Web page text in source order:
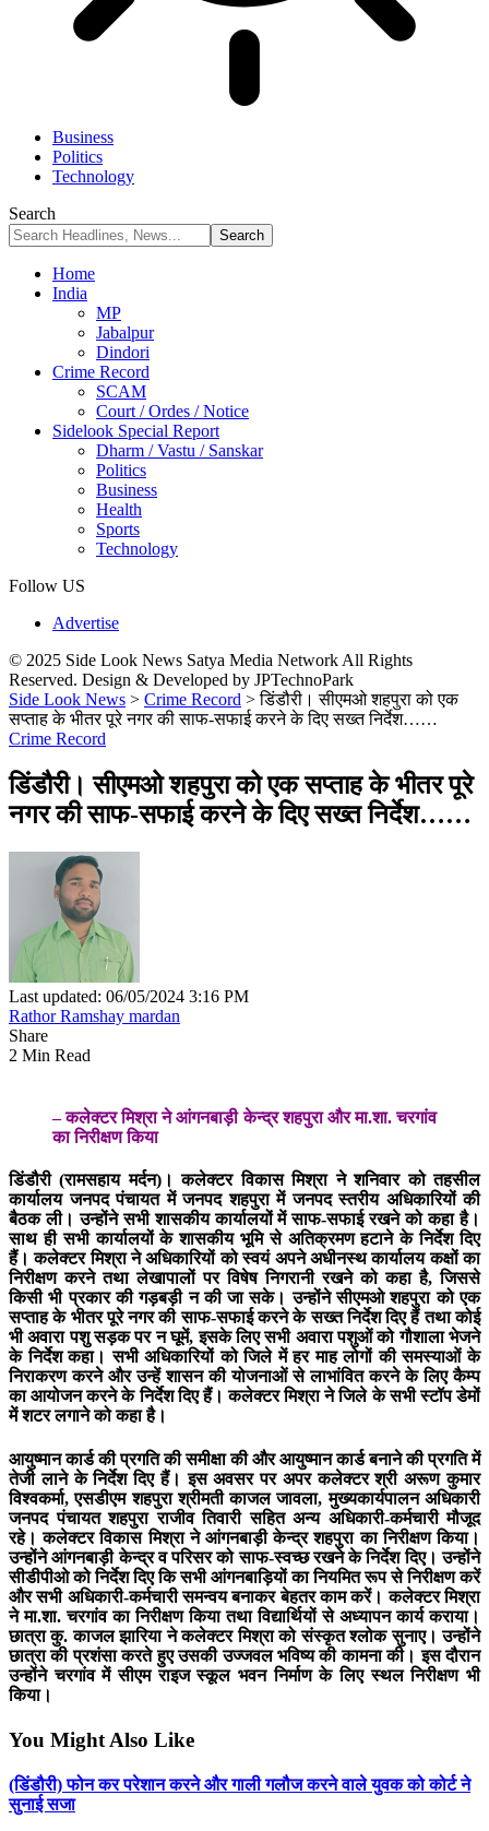
Business
Politics
Technology
Search
Home
India
MP
Jabalpur
Dindori
Crime Record
SCAM
Court / Ordes / Notice
Sidelook Special Report
Dharm / Vastu / Sanskar
Politics
Business
Health
Sports
Technology
Follow US
Advertise
© 2025 Side Look News Satya Media Network All Rights
Reserved. Design & Developed by JPTechnoPark
Side Look News > Crime Record >डिंडौरी। सीएमओ शहपुरा को एक
सप्ताह के भीतर पूरे नगर की साफ-सफाई करने के दिए सख्त निर्देश……
Crime Record
डिंडौरी। सीएमओ शहपुरा को एक सप्ताह के भीतर पूरे
नगर की साफ-सफाई करने के दिए सख्त निर्देश……
Last updated: 06/05/2024 3:16 PM
Rathor Ramshay mardan
Share
2 Min Read
– कलेक्टर मिश्रा ने आंगनबाड़ी केन्द्र शहपुरा और मा.शा. चरगांव
का निरीक्षण किया
डिंडौरी (रामसहाय मर्दन)। कलेक्टर विकास मिश्रा ने शनिवार को तहसील
कार्यालय जनपद पंचायत में जनपद शहपुरा में जनपद स्तरीय अधिकारियों की
बैठक ली। उन्होंने सभी शासकीय कार्यालयों में साफ-सफाई रखने को कहा है।
साथ ही सभी कार्यालयों के शासकीय भूमि से अतिक्रमण हटाने के निर्देश दिए
हैं। कलेक्टर मिश्रा ने अधिकारियों को स्वयं अपने अधीनस्थ कार्यालय कक्षों का
निरीक्षण करने तथा लेखापालों पर विषेष निगरानी रखने को कहा है, जिससे
किसी भी प्रकार की गड़बड़ी न की जा सके। उन्होंने सीएमओ शहपुरा को एक
सप्ताह के भीतर पूरे नगर की साफ-सफाई करने के सख्त निर्देश दिए हैं तथा कोई
भी अवारा पशु सड़क पर न घूमें, इसके लिए सभी अवारा पशुओं को गौशाला भेजने
के निर्देश कहा। सभी अधिकारियों को जिले में हर माह लोगों की समस्याओं के
निराकरण करने और उन्हें शासन की योजनाओं से लाभांवित करने के लिए कैम्प
का आयोजन करने के निर्देश दिए हैं। कलेक्टर मिश्रा ने जिले के सभी स्टॉप डेमों
में शटर लगाने को कहा है।
आयुष्मान कार्ड की प्रगति की समीक्षा की और आयुष्मान कार्ड बनाने की प्रगति में
तेजी लाने के निर्देश दिए हैं। इस अवसर पर अपर कलेक्टर श्री अरूण कुमार
विश्वकर्मा, एसडीएम शहपुरा श्रीमती काजल जावला, मुख्यकार्यपालन अधिकारी
जनपद पंचायत शहपुरा राजीव तिवारी सहित अन्य अधिकारी-कर्मचारी मौजूद
रहे। कलेक्टर विकास मिश्रा ने आंगनबाड़ी केन्द्र शहपुरा का निरीक्षण किया।
उन्होंने आंगनबाड़ी केन्द्र व परिसर को साफ-स्वच्छ रखने के निर्देश दिए। उन्होंने
सीडीपीओ को निर्देश दिए कि सभी आंगनबाड़ियों का नियमित रूप से निरीक्षण करें
और सभी अधिकारी-कर्मचारी समन्वय बनाकर बेहतर काम करें। कलेक्टर मिश्रा
ने मा.शा. चरगांव का निरीक्षण किया तथा विद्यार्थियों से अध्यापन कार्य कराया।
छात्रा कु. काजल झारिया ने कलेक्टर मिश्रा को संस्कृत श्लोक सुनाए। उन्होंने
छात्रा की प्रशंसा करते हुए उसकी उज्जवल भविष्य की कामना की। इस दौरान
उन्होंने चरगांव में सीएम राइज स्कूल भवन निर्माण के लिए स्थल निरीक्षण भी
किया।
You Might Also Like
(डिंडौरी) फोन कर परेशान करने और गाली गलौज करने वाले युवक को कोर्ट ने
सुनाई सजा